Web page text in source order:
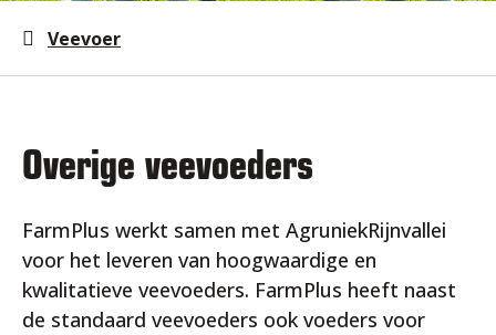
Veevoer
Overige veevoeders
FarmPlus werkt samen met AgruniekRijnvallei
voor het leveren van hoogwaardige en
kwalitatieve veevoeders. FarmPlus heeft naast
de standaard veevoeders ook voeders voor